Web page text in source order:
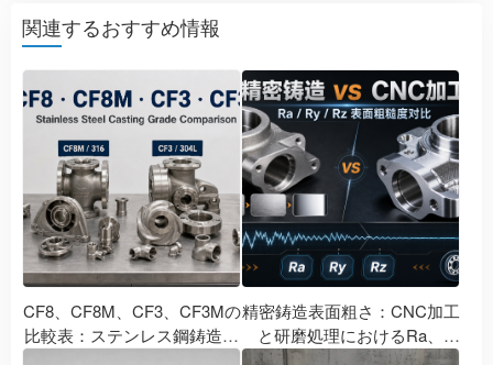
関連するおすすめ情報
CF8、CF8M、CF3、CF3Mの
比較表：ステンレス鋼鋳造グ
精密鋳造表面粗さ：CNC加工
と研磨処理におけるRa、
Ry、Rzの比較